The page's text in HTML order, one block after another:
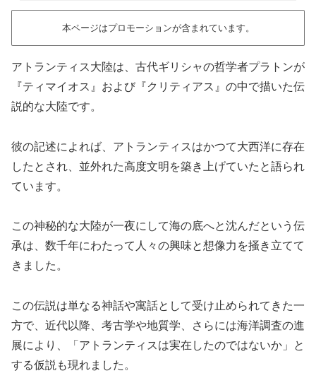
本ページはプロモーションが含まれています。
アトランティス大陸は、古代ギリシャの哲学者プラトンが
『ティマイオス』および『クリティアス』の中で描いた伝
説的な大陸です。
彼の記述によれば、アトランティスはかつて大西洋に存在
したとされ、並外れた高度文明を築き上げていたと語られ
ています。
この神秘的な大陸が一夜にして海の底へと沈んだという伝
承は、数千年にわたって人々の興味と想像力を掻き立てて
きました。
この伝説は単なる神話や寓話として受け止められてきた一
方で、近代以降、考古学や地質学、さらには海洋調査の進
展により、「アトランティスは実在したのではないか」と
する仮説も現れました。